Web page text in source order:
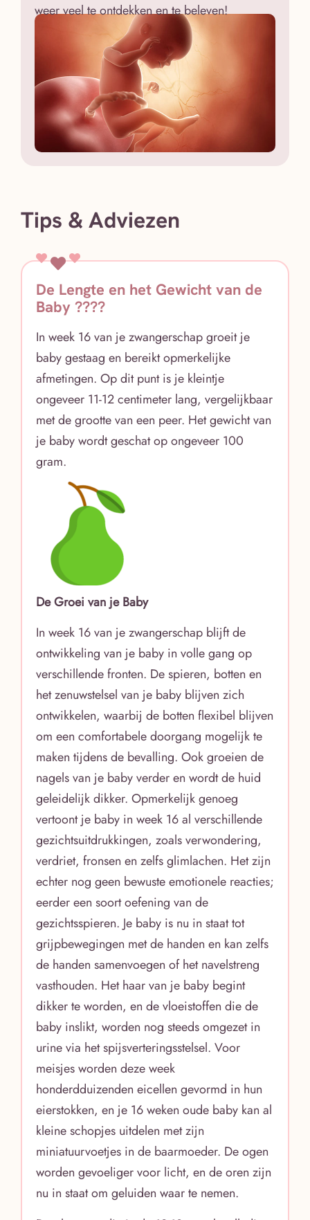
weer veel te ontdekken en te beleven!
Tips & Adviezen
De Lengte en het Gewicht van de
Baby ????
In week 16 van je zwangerschap groeit je
baby gestaag en bereikt opmerkelijke
afmetingen. Op dit punt is je kleintje
ongeveer 11-12 centimeter lang, vergelijkbaar
met de grootte van een peer. Het gewicht van
je baby wordt geschat op ongeveer 100
gram.
De Groei van je Baby
In week 16 van je zwangerschap blijft de
ontwikkeling van je baby in volle gang op
verschillende fronten. De spieren, botten en
het zenuwstelsel van je baby blijven zich
ontwikkelen, waarbij de botten flexibel blijven
om een comfortabele doorgang mogelijk te
maken tijdens de bevalling. Ook groeien de
nagels van je baby verder en wordt de huid
geleidelijk dikker. Opmerkelijk genoeg
vertoont je baby in week 16 al verschillende
gezichtsuitdrukkingen, zoals verwondering,
verdriet, fronsen en zelfs glimlachen. Het zijn
echter nog geen bewuste emotionele reacties;
eerder een soort oefening van de
gezichtsspieren. Je baby is nu in staat tot
grijpbewegingen met de handen en kan zelfs
de handen samenvoegen of het navelstreng
vasthouden. Het haar van je baby begint
dikker te worden, en de vloeistoffen die de
baby inslikt, worden nog steeds omgezet in
urine via het spijsverteringsstelsel. Voor
meisjes worden deze week
honderdduizenden eicellen gevormd in hun
eierstokken, en je 16 weken oude baby kan al
kleine schopjes uitdelen met zijn
miniatuurvoetjes in de baarmoeder. De ogen
worden gevoeliger voor licht, en de oren zijn
nu in staat om geluiden waar te nemen.